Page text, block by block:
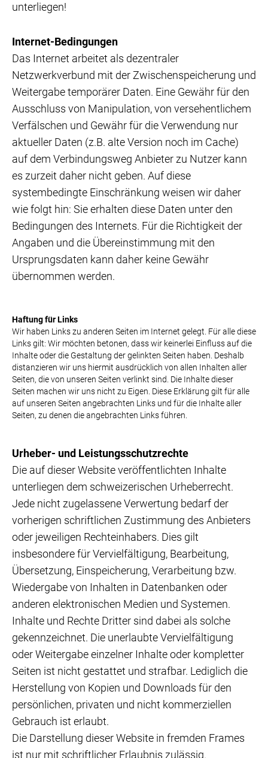
unterliegen!
Internet-Bedingungen
Das Internet arbeitet als dezentraler
Netzwerkverbund mit der Zwischenspeicherung und
Weitergabe temporärer Daten. Eine Gewähr für den
Ausschluss von Manipulation, von versehentlichem
Verfälschen und Gewähr für die Verwendung nur
aktueller Daten (z.B. alte Version noch im Cache)
auf dem Verbindungsweg Anbieter zu Nutzer kann
es zurzeit daher nicht geben. Auf diese
systembedingte Einschränkung weisen wir daher
wie folgt hin: Sie erhalten diese Daten unter den
Bedingungen des Internets. Für die Richtigkeit der
Angaben und die Übereinstimmung mit den
Ursprungsdaten kann daher keine Gewähr
übernommen werden.
Haftung für Links
Wir haben Links zu anderen Seiten im Internet gelegt. Für alle diese
Links gilt: Wir möchten betonen, dass wir keinerlei Einfluss auf die
Inhalte oder die Gestaltung der gelinkten Seiten haben. Deshalb
distanzieren wir uns hiermit ausdrücklich von allen Inhalten aller
Seiten, die von unseren Seiten verlinkt sind. Die Inhalte dieser
Seiten machen wir uns nicht zu Eigen. Diese Erklärung gilt für alle
auf unseren Seiten angebrachten Links und für die Inhalte aller
Seiten, zu denen die angebrachten Links führen.
Urheber- und Leistungsschutzrechte
Die auf dieser Website veröffentlichten Inhalte
unterliegen dem schweizerischen Urheberrecht.
Jede nicht zugelassene Verwertung bedarf der
vorherigen schriftlichen Zustimmung des Anbieters
oder jeweiligen Rechteinhabers. Dies gilt
insbesondere für Vervielfältigung, Bearbeitung,
Übersetzung, Einspeicherung, Verarbeitung bzw.
Wiedergabe von Inhalten in Datenbanken oder
anderen elektronischen Medien und Systemen.
Inhalte und Rechte Dritter sind dabei als solche
gekennzeichnet. Die unerlaubte Vervielfältigung
oder Weitergabe einzelner Inhalte oder kompletter
Seiten ist nicht gestattet und strafbar. Lediglich die
Herstellung von Kopien und Downloads für den
persönlichen, privaten und nicht kommerziellen
Gebrauch ist erlaubt.
Die Darstellung dieser Website in fremden Frames
ist nur mit schriftlicher Erlaubnis zulässig.